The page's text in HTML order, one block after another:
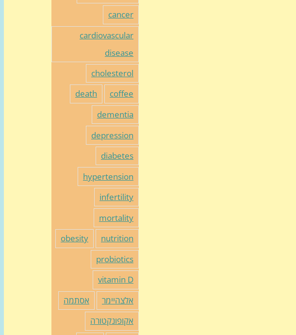
cancer
cardiovascular
disease
cholesterol
coffee
death
dementia
depression
diabetes
hypertension
infertility
mortality
nutrition
obesity
probiotics
vitamin D
אלצהיימר
אסתמה
אקופונקטורה